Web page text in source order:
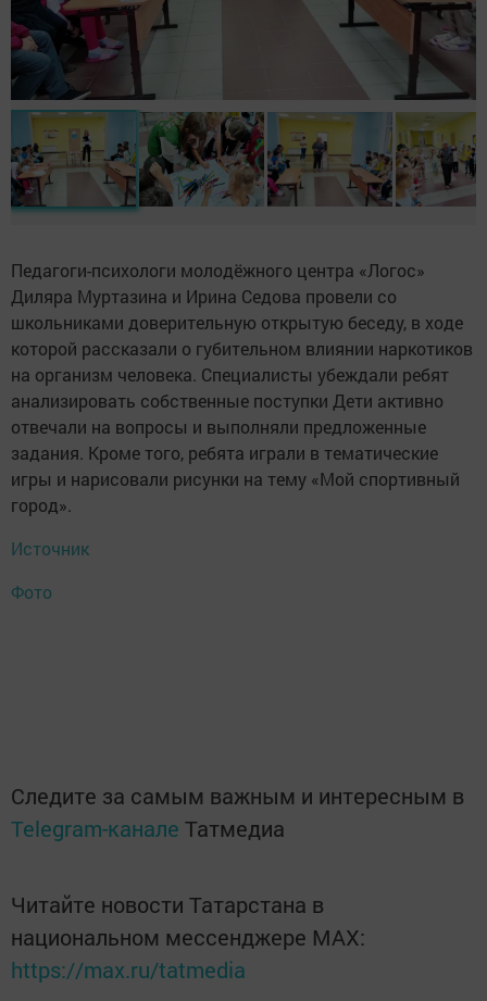
Педагоги-психологи молодёжного центра «Логос»
Диляра Муртазина и Ирина Седова провели со
школьниками доверительную открытую беседу, в ходе
которой рассказали о губительном влиянии наркотиков
на организм человека. Специалисты убеждали ребят
анализировать собственные поступки Дети активно
отвечали на вопросы и выполняли предложенные
задания. Кроме того, ребята играли в тематические
игры и нарисовали рисунки на тему «Мой спортивный
город».
Источник
Фото
Следите за самым важным и интересным в
Telegram-канале Татмедиа
Читайте новости Татарстана в
национальном мессенджере MАХ:
https://max.ru/tatmedia